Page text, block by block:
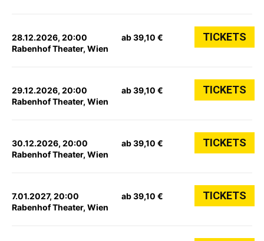
28.12.2026, 20:00
Rabenhof Theater, Wien
ab 39,10 € TICKETS
29.12.2026, 20:00
Rabenhof Theater, Wien
ab 39,10 € TICKETS
30.12.2026, 20:00
Rabenhof Theater, Wien
ab 39,10 € TICKETS
7.01.2027, 20:00
Rabenhof Theater, Wien
ab 39,10 € TICKETS